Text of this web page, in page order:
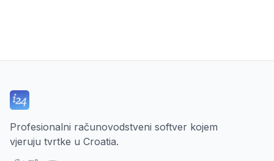
Profesionalni računovodstveni softver kojem
vjeruju tvrtke u Croatia.